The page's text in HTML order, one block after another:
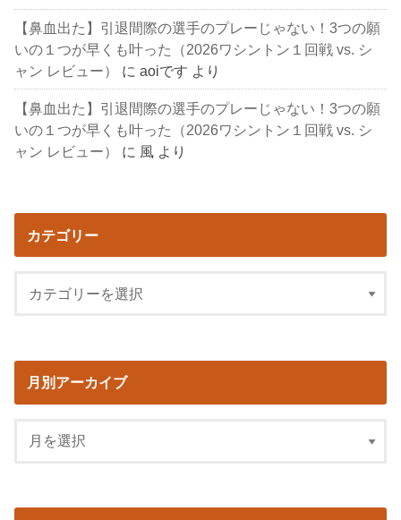
【鼻血出た】引退間際の選手のプレーじゃない！3つの願
いの１つが早くも叶った（2026ワシントン１回戦 vs. シ
ャン レビュー）
にaoiです より
【鼻血出た】引退間際の選手のプレーじゃない！3つの願
いの１つが早くも叶った（2026ワシントン１回戦 vs. シ
ャン レビュー）
に 風 より
カテゴリー
月別アーカイブ